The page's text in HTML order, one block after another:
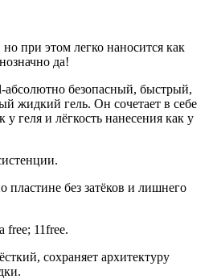
при этом легко наносится как
да!
безопасный, быстрый,
жидкий гель. Он сочетает в себе
у геля и лёгкость нанесения как у
пластине без затёков и лишнего
free; 11free.
сохраняет архитектуру